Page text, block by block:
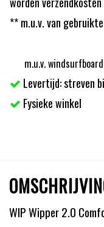
** m.u.v. van
m.u.v.
Levertijd: streven
Fysieke winkel
WIP Wipper 2.0